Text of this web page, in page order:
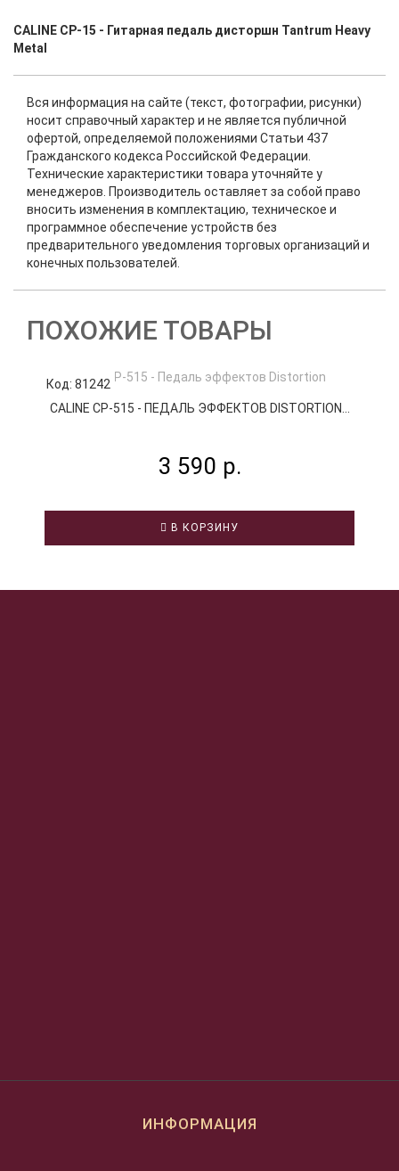
CALINE CP-15 - Гитарная педаль дисторшн Tantrum Heavy
Metal
Вся информация на сайте (текст, фотографии, рисунки)
носит справочный характер и не является публичной
офертой, определяемой положениями Статьи 437
Гражданского кодекса Российской Федерации.
Технические характеристики товара уточняйте у
менеджеров. Производитель оставляет за собой право
вносить изменения в комплектацию, техническое и
программное обеспечение устройств без
предварительного уведомления торговых организаций и
конечных пользователей.
ПОХОЖИЕ ТОВАРЫ
Код: 81242
CALINE CP-515 - ПЕДАЛЬ ЭФФЕКТОВ DISTORTION...
3 590 р.
В КОРЗИНУ
ИНФОРМАЦИЯ